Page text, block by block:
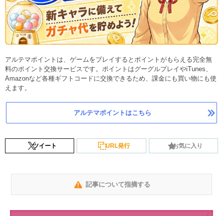
アルテマポイントは、ゲームをプレイするとポイントがもらえる完全無
料のポイント交換サービスです。ポイントはグーグルプレイやiTunes、
Amazonなど各種ギフトコードに交換できるため、課金にも買い物にも使
えます。
アルテマポイントはこちら
ツイート URL発行 お気に入り
記事について指摘する